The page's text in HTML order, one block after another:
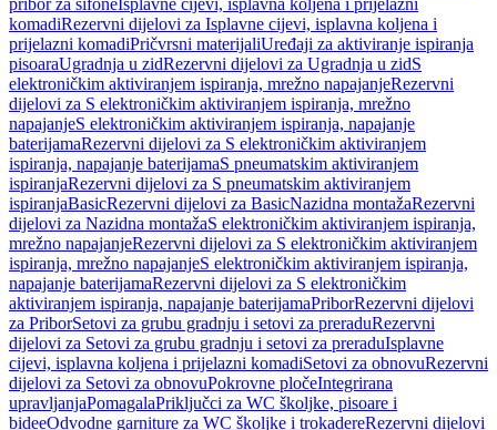
pribor za sifoneIsplavne cijevi, isplavna koljena i prijelazni
komadiRezervni dijelovi za Isplavne cijevi, isplavna koljena i
prijelazni komadiPričvrsni materijaliUređaji za aktiviranje ispiranja
pisoaraUgradnja u zidRezervni dijelovi za Ugradnja u zidS
elektroničkim aktiviranjem ispiranja, mrežno napajanjeRezervni
dijelovi za S elektroničkim aktiviranjem ispiranja, mrežno
napajanjeS elektroničkim aktiviranjem ispiranja, napajanje
baterijamaRezervni dijelovi za S elektroničkim aktiviranjem
ispiranja, napajanje baterijamaS pneumatskim aktiviranjem
ispiranjaRezervni dijelovi za S pneumatskim aktiviranjem
ispiranjaBasicRezervni dijelovi za BasicNazidna montažaRezervni
dijelovi za Nazidna montažaS elektroničkim aktiviranjem ispiranja,
mrežno napajanjeRezervni dijelovi za S elektroničkim aktiviranjem
ispiranja, mrežno napajanjeS elektroničkim aktiviranjem ispiranja,
napajanje baterijamaRezervni dijelovi za S elektroničkim
aktiviranjem ispiranja, napajanje baterijamaPriborRezervni dijelovi
za PriborSetovi za grubu gradnju i setovi za preraduRezervni
dijelovi za Setovi za grubu gradnju i setovi za preraduIsplavne
cijevi, isplavna koljena i prijelazni komadiSetovi za obnovuRezervni
dijelovi za Setovi za obnovuPokrovne pločeIntegrirana
upravljanjaPomagalaPriključci za WC školjke, pisoare i
bideeOdvodne garniture za WC školjke i trokadereRezervni dijelovi